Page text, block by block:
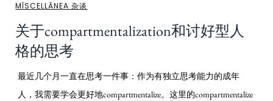
MĪSCELLĀNEA 杂谈
关于compartmentalization和讨好型人
格的思考
最近几个月一直在思考一件事：作为有独立思考能力的成年
人，我需要学会更好地compartmentalize。这里的compartmentalize